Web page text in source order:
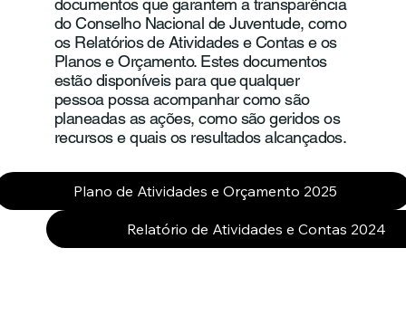
do Conselho Nacional de Juventude, como
os Relatórios de Atividades e Contas e os
Planos e Orçamento. Estes documentos
estão disponíveis para que qualquer
pessoa possa acompanhar como são
planeadas as ações, como são geridos os
recursos e quais os resultados alcançados.
Plano de Atividades e Orçamento 2025
Relatório de Atividades e Contas 2024